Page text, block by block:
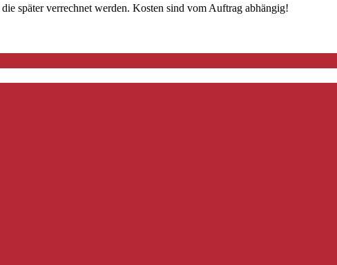
später verrechnet werden. Kosten sind vom Auftrag abhängig!